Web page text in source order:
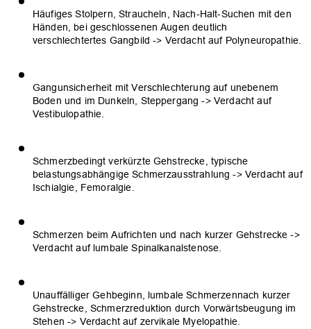
Häufiges Stolpern, Straucheln, Nach-Halt-Suchen mit den
Händen, bei geschlossenen Augen deutlich
verschlechtertes Gangbild -> Verdacht auf Polyneuropathie.
Gangunsicherheit mit Verschlechterung auf unebenem
Boden und im Dunkeln, Steppergang -> Verdacht auf
Vestibulopathie.
Schmerzbedingt verkürzte Gehstrecke, typische
belastungsabhängige Schmerzausstrahlung -> Verdacht auf
Ischialgie, Femoralgie.
Schmerzen beim Aufrichten und nach kurzer Gehstrecke ->
Verdacht auf lumbale Spinalkanalstenose.
Unauffälliger Gehbeginn, lumbale Schmerzennach kurzer
Gehstrecke, Schmerzreduktion durch Vorwärtsbeugung im
Stehen -> Verdacht auf zervikale Myelopathie.